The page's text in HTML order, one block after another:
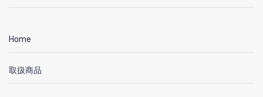
Home
取扱商品